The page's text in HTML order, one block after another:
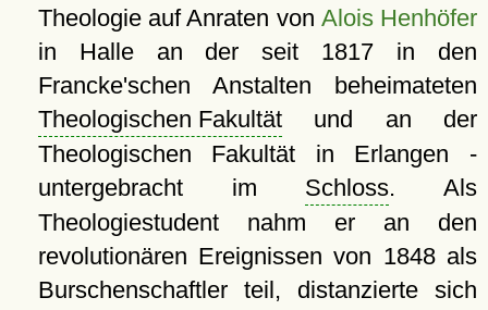
Theologie auf Anraten von Alois Henhöfer
in Halle an der seit 1817 in den
Francke'schen Anstalten beheimateten
Theologischen Fakultätund an der
Theologischen Fakultät in Erlangen -
untergebracht im Schloss. Als
Theologiestudent nahm er an den
revolutionären Ereignissen von 1848 als
Burschenschaftler teil, distanzierte sich